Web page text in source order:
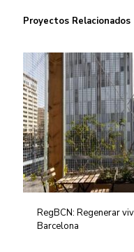
Proyectos Relacionados
RegBCN: Regenerar
Barcelona